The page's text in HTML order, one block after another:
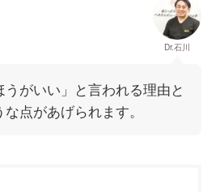
Dr.石川
うがいい」と言われる理由と
点があげられます。